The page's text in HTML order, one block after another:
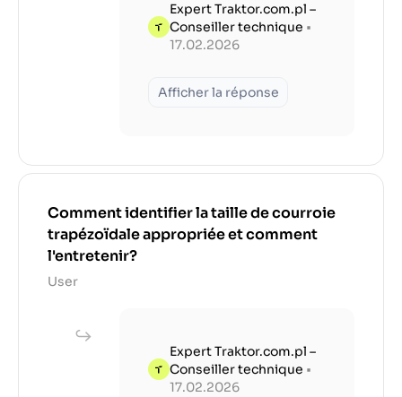
Expert Traktor.com.pl –
Conseiller technique •
17.02.2026
Afficher la réponse
Comment identifier la taille de courroie
trapézoïdale appropriée et comment
l'entretenir?
User
Expert Traktor.com.pl –
Conseiller technique •
17.02.2026